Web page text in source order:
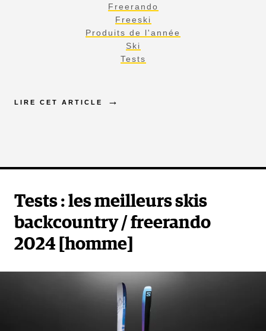
Freerando
Freeski
Produits de l'année
Ski
Tests
LIRE CET ARTICLE
Tests : les meilleurs skis
backcountry / freerando
2024 [homme]